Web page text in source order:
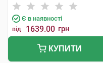
Є в наявності
від 1639.00 грн
КУПИТИ